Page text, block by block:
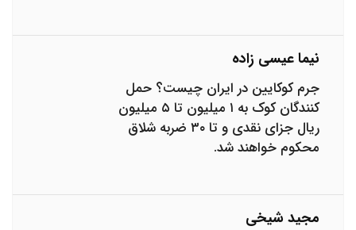
نیما عیسی زاده
جرم کوکایین در ایران چیست؟ حمل
کنندگان کوک به ۱ میلیون تا ۵ میلیون
ریال جزای نقدی و تا ۳۰ ضربه شلاق
محکوم خواهند شد.
مجید شیخی